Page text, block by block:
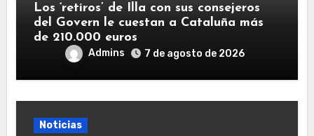
Los ‘retiros’ de Illa con sus consejeros
del Govern le cuestan a Cataluña más
de 210.000 euros
Admins 7 de agosto de 2026
Noticias